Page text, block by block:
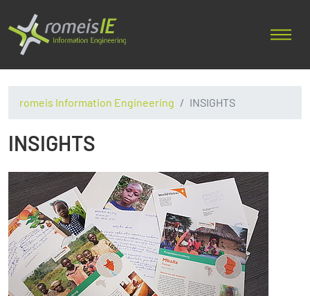
romeis Information Engineering INSIGHTS
INSIGHTS